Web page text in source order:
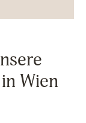
Wien